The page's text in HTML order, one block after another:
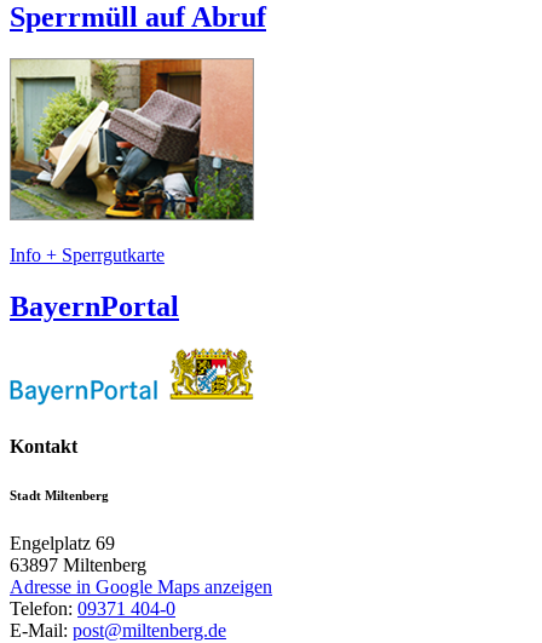
Sperrmüll auf Abruf
Info + Sperrgutkarte
BayernPortal
Kontakt
Stadt Miltenberg
Engelplatz 69
63897 Miltenberg
Adresse in Google Maps anzeigen
Telefon: 09371 404-0
E-Mail: post@miltenberg.de